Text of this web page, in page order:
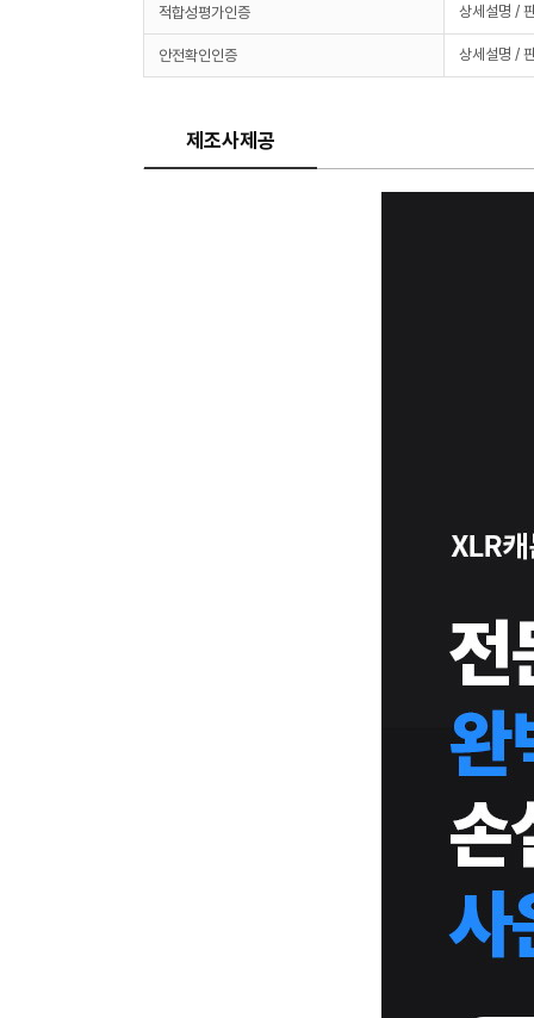
적합성평가인증 상세설명 /
안전확인인증 상세설명 /
제조사제공